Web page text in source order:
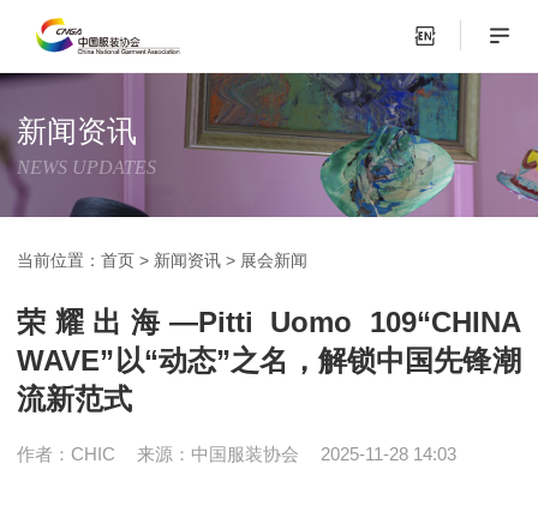
新闻资讯
NEWS UPDATES
当前位置：首页 > 新闻资讯 > 展会新闻
荣耀出海—Pitti Uomo 109“CHINA
WAVE”以“动态”之名，解锁中国先锋潮
流新范式
作者：CHIC 来源：中国服装协会 2025-11-28 14:03